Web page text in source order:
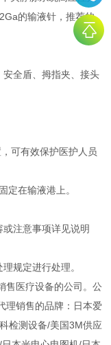
的输液针，推荐的
全盾、拇指夹、接头
可有效保护医护人员
在输液港上。
注意事项详见说明
规定进行处理。
售医疗设备的公司。公
理销售的品牌：日本爱
检测设备/美国3M供应